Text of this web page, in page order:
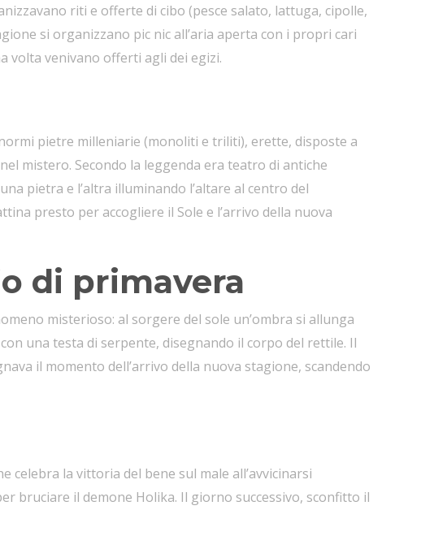
riti e offerte di cibo (pesce salato, lattuga, cipolle,
si organizzano pic nic all’aria aperta con i propri cari
volta venivano offerti agli dei egizi.
pietre milleniarie (monoliti e triliti), erette, disposte a
mistero. Secondo la leggenda era teatro di antiche
pietra e l’altra illuminando l’altare al centro del
presto per accogliere il Sole e l’arrivo della nuova
di primavera
misterioso: al sorgere del sole un’ombra si allunga
una testa di serpente, disegnando il corpo del rettile. Il
il momento dell’arrivo della nuova stagione, scandendo
celebra la vittoria del bene sul male all’avvicinarsi
bruciare il demone Holika. Il giorno successivo, sconfitto il